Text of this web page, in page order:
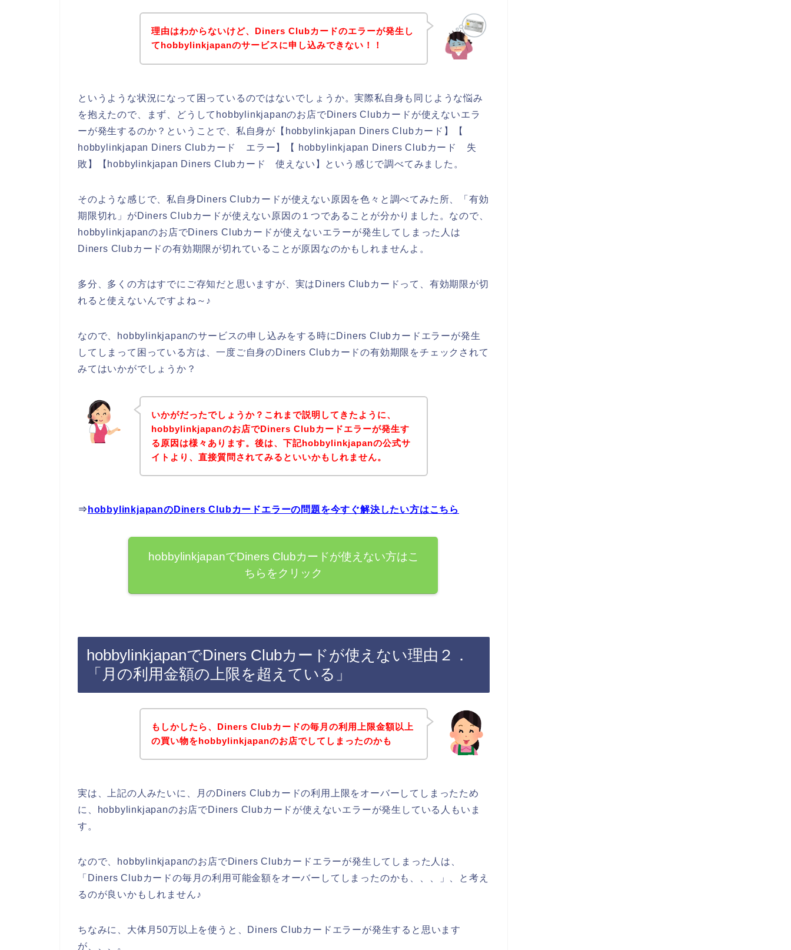
理由はわからないけど、Diners Clubカードのエラーが発生し
てhobbylinkjapanのサービスに申し込みできない！！
というような状況になって困っているのではないでしょうか。実際私自身も同じような悩み
を抱えたので、まず、どうしてhobbylinkjapanのお店でDiners Clubカードが使えないエラ
ーが発生するのか？ということで、私自身が【hobbylinkjapan Diners Clubカード】【
hobbylinkjapan Diners Clubカード エラー】【 hobbylinkjapan Diners Clubカード 失
敗】【hobbylinkjapan Diners Clubカード 使えない】という感じで調べてみました。
そのような感じで、私自身Diners Clubカードが使えない原因を色々と調べてみた所、「有効
期限切れ」がDiners Clubカードが使えない原因の１つであることが分かりました。なので、
hobbylinkjapanのお店でDiners Clubカードが使えないエラーが発生してしまった人は
Diners Clubカードの有効期限が切れていることが原因なのかもしれませんよ。
多分、多くの方はすでにご存知だと思いますが、実はDiners Clubカードって、有効期限が切
れると使えないんですよね～♪
なので、hobbylinkjapanのサービスの申し込みをする時にDiners Clubカードエラーが発生
してしまって困っている方は、一度ご自身のDiners Clubカードの有効期限をチェックされて
みてはいかがでしょうか？
いかがだったでしょうか？これまで説明してきたように、
hobbylinkjapanのお店でDiners Clubカードエラーが発生す
る原因は様々あります。後は、下記hobbylinkjapanの公式サ
イトより、直接質問されてみるといいかもしれません。
⇒ hobbylinkjapanのDiners Clubカードエラーの問題を今すぐ解決したい方はこちら
hobbylinkjapanでDiners Clubカードが使えない方はこ
ちらをクリック
hobbylinkjapanでDiners Clubカードが使えない理由２．
「月の利用金額の上限を超えている」
もしかしたら、Diners Clubカードの毎月の利用上限金額以上
の買い物をhobbylinkjapanのお店でしてしまったのかも
実は、上記の人みたいに、月のDiners Clubカードの利用上限をオーバーしてしまったため
に、hobbylinkjapanのお店でDiners Clubカードが使えないエラーが発生している人もいま
す。
なので、hobbylinkjapanのお店でDiners Clubカードエラーが発生してしまった人は、
「Diners Clubカードの毎月の利用可能金額をオーバーしてしまったのかも、、、」、と考え
るのが良いかもしれません♪
ちなみに、大体月50万以上を使うと、Diners Clubカードエラーが発生すると思います
が、、、。